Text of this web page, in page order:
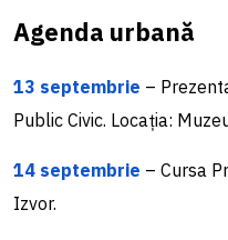
Agenda urbană
13 septembrie –
Public Civic. Locația:
14 septembrie – Cursa
Izvor.